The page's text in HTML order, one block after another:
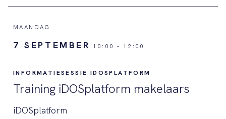
MAANDAG
7 SEPTEMBER 10:00 - 12:00
INFORMATIESESSIE IDOSPLATFORM
Training iDOSplatform makelaars
iDOSplatform